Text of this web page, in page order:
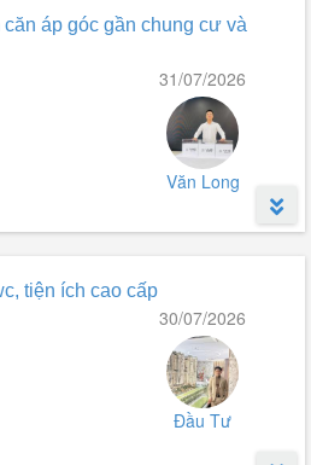
vận động PVF, Vinhomes
áp góc gần chung cư và
31/07/2026
Văn Long
Alluvia.
thoải mái đỗ xe.
tiện ích cao cấp
30/07/2026
Đầu Tư